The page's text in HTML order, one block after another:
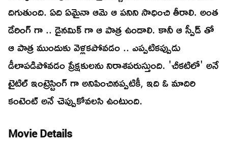
దిగుతుంది. ఏది ఏమైనా ఆమె ఆ పనిని సాధించి తీరాలి. అంత
డేరింగ్ గా .. డైనమిక్ గా ఆ పాత్ర ఉండాలి. కానీ ఆ స్పీడ్ తో
ఆ పాత్ర ముందుకు వెళ్లకపోవడం .. ఎప్పటికప్పుడు
డీలాపడిపోవడం ప్రేక్షకులను నిరాశపరుస్తుంది. 'చీకటిలో' అనే
టైటిల్ ఇంట్రెస్టింగ్ గా అనిపించినప్పటికీ, ఇది ఓ మాదిరి
కంటెంట్ అనే చెప్పుకోవలసి ఉంటుంది.
Movie Details